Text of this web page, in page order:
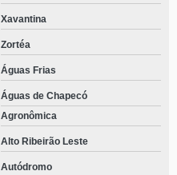
Xavantina
Zortéa
Águas Frias
Águas de Chapecó
Agronômica
Alto Ribeirão Leste
Autódromo